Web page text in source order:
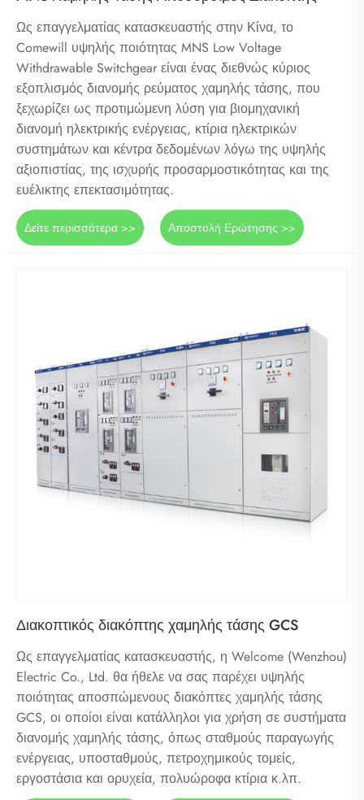
Ως επαγγελματίας κατασκευαστής στην Κίνα, το
Comewill υψηλής ποιότητας MNS Low Voltage
Withdrawable Switchgear είναι ένας διεθνώς κύριος
εξοπλισμός διανομής ρεύματος χαμηλής τάσης, που
ξεχωρίζει ως προτιμώμενη λύση για βιομηχανική
διανομή ηλεκτρικής ενέργειας, κτίρια ηλεκτρικών
συστημάτων και κέντρα δεδομένων λόγω της υψηλής
αξιοπιστίας, της ισχυρής προσαρμοστικότητας και της
ευέλικτης επεκτασιμότητας.
Δείτε περισσότερα >> Αποστολή Ερώτησης >>
Διακοπτικός διακόπτης χαμηλής τάσης GCS
Ως επαγγελματίας κατασκευαστής, η Welcome (Wenzhou)
Electric Co., Ltd. θα ήθελε να σας παρέχει υψηλής
ποιότητας αποσπώμενους διακόπτες χαμηλής τάσης
GCS, οι οποίοι είναι κατάλληλοι για χρήση σε συστήματα
διανομής χαμηλής τάσης, όπως σταθμούς παραγωγής
ενέργειας, υποσταθμούς, πετροχημικούς τομείς,
εργοστάσια και ορυχεία, πολυώροφα κτίρια κ.λπ.